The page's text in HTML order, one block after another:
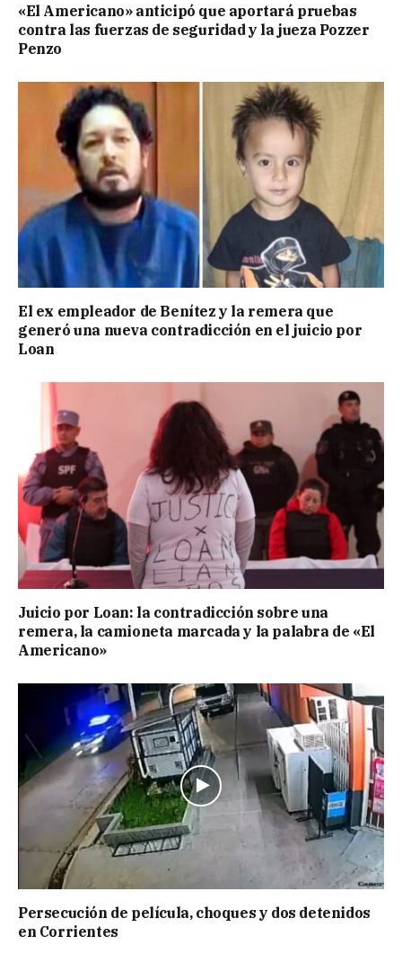
«El Americano» anticipó que aportará pruebas
contra las fuerzas de seguridad y la jueza Pozzer
Penzo
El ex empleador de Benítez y la remera que
generó una nueva contradicción en el juicio por
Loan
Juicio por Loan: la contradicción sobre una
remera, la camioneta marcada y la palabra de «El
Americano»
Persecución de película, choques y dos detenidos
en Corrientes